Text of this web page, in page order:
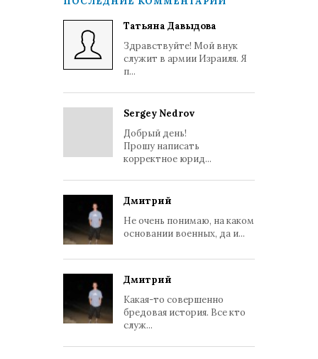
Татьяна Давыдова
Здравствуйте! Мой внук
служит в армии Израиля. Я
п...
Sergey Nedrov
Добрый день!
Прошу написать
корректное юрид...
Дмитрий
Не очень понимаю, на каком
основании военных, да и...
Дмитрий
Какая-то совершенно
бредовая история. Все кто
служ...